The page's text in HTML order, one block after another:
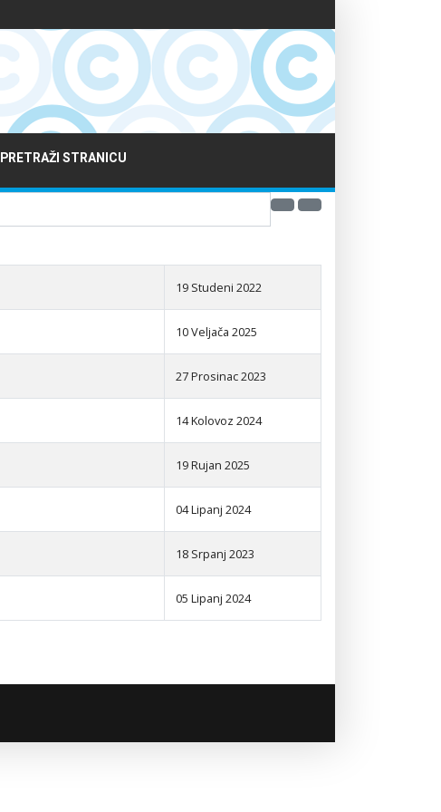
PRETRAŽI STRANICU
19 Studeni 2022
10 Veljača 2025
27 Prosinac 2023
14 Kolovoz 2024
19 Rujan 2025
04 Lipanj 2024
18 Srpanj 2023
05 Lipanj 2024